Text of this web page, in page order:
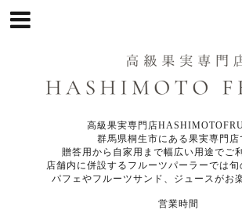
高級果実専門店
群馬県桐生市にある果実専門店
贈答用から自家用まで幅広い用途でご
店舗内に併設するフルーツパーラーでは旬
パフェやフルーツサンド、ジュースがお
営業時間